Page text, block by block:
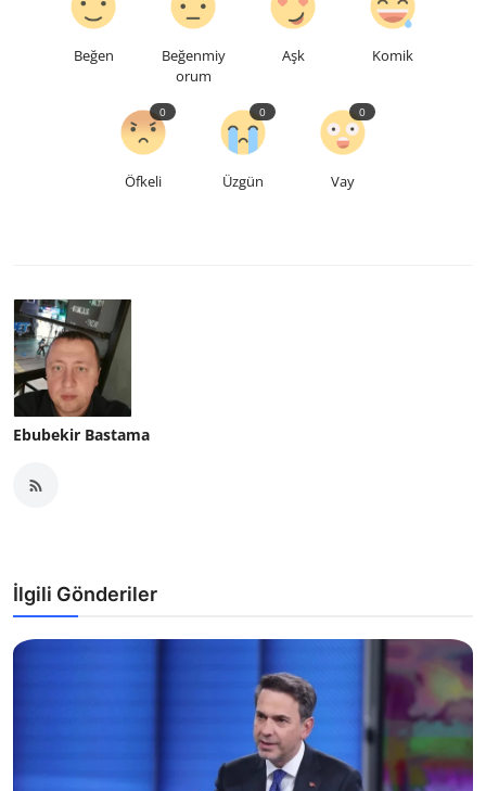
Beğen
Beğenmiy
orum
Aşk Komik
Öfkeli
0
Üzgün
0
Vay
0
Ebubekir Bastama
İlgili Gönderiler